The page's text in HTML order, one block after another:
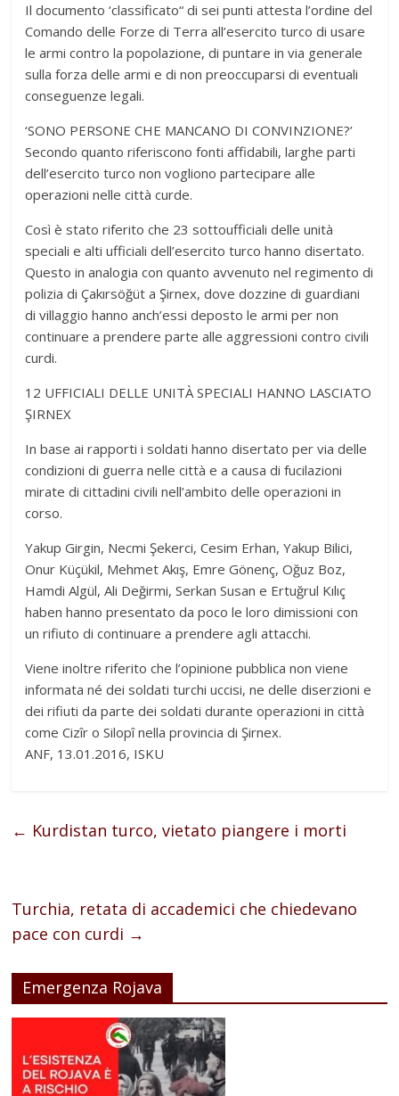
Il documento ‘classificato“ di sei punti attesta l’ordine del
Comando delle Forze di Terra all’esercito turco di usare
le armi contro la popolazione, di puntare in via generale
sulla forza delle armi e di non preoccuparsi di eventuali
conseguenze legali.
‘SONO PERSONE CHE MANCANO DI CONVINZIONE?’
Secondo quanto riferiscono fonti affidabili, larghe parti
dell’esercito turco non vogliono partecipare alle
operazioni nelle città curde.
Così è stato riferito che 23 sottoufficiali delle unità
speciali e alti ufficiali dell’esercito turco hanno disertato.
Questo in analogia con quanto avvenuto nel regimento di
polizia di Çakırsöğüt a Şirnex, dove dozzine di guardiani
di villaggio hanno anch’essi deposto le armi per non
continuare a prendere parte alle aggressioni contro civili
curdi.
12 UFFICIALI DELLE UNITÀ SPECIALI HANNO LASCIATO
ŞIRNEX
In base ai rapporti i soldati hanno disertato per via delle
condizioni di guerra nelle città e a causa di fucilazioni
mirate di cittadini civili nell’ambito delle operazioni in
corso.
Yakup Girgin, Necmi Şekerci, Cesim Erhan, Yakup Bilici,
Onur Küçükil, Mehmet Akış, Emre Gönenç, Oğuz Boz,
Hamdi Algül, Ali Değirmi, Serkan Susan e Ertuğrul Kılıç
haben hanno presentato da poco le loro dimissioni con
un rifiuto di continuare a prendere agli attacchi.
Viene inoltre riferito che l’opinione pubblica non viene
informata né dei soldati turchi uccisi, ne delle diserzioni e
dei rifiuti da parte dei soldati durante operazioni in città
come Cizîr o Silopî nella provincia di Şirnex.
ANF, 13.01.2016, ISKU
← Kurdistan turco, vietato piangere i morti
Turchia, retata di accademici che chiedevano
pace con curdi →
Emergenza Rojava